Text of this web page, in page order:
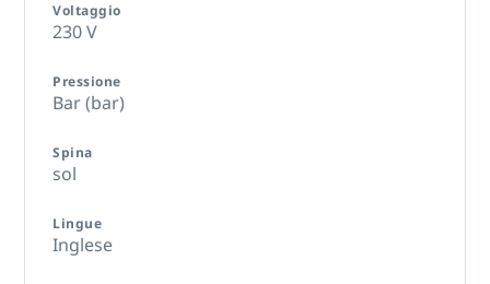
Voltaggio
230 V
Pressione
Bar (bar)
Spina
sol
Lingue
Inglese